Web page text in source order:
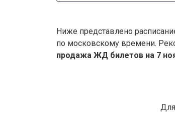
Ниже представлено
по московскому времени.
продажа ЖД билетов на 7